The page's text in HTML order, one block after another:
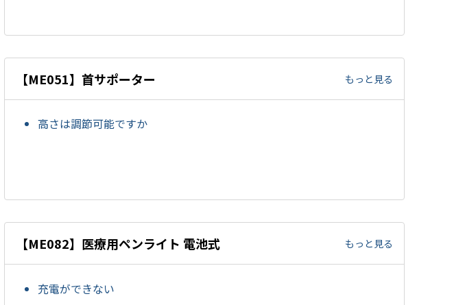
【ME051】首サポーター もっと見る
高さは調節可能ですか
【ME082】医療用ペンライト 電池式 もっと見る
充電ができない